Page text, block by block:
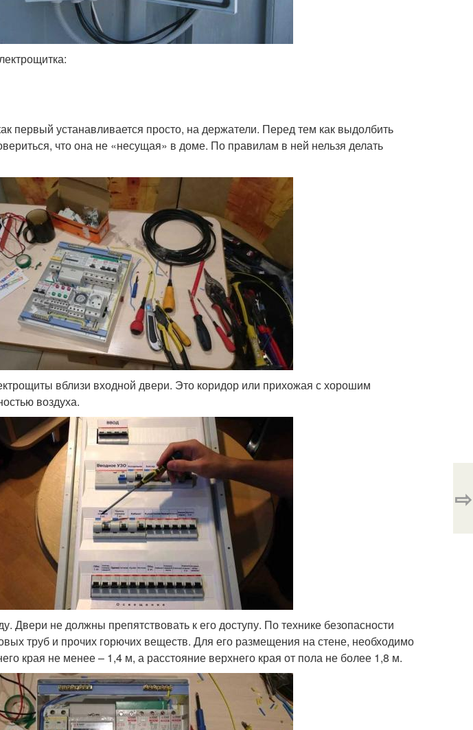
первый устанавливается просто, на держатели. Перед тем как выдолбить
что она не «несущая» в доме. По правилам в ней нельзя делать
вблизи входной двери. Это коридор или прихожая с хорошим
воздуха.
Двери не должны препятствовать к его доступу. По технике безопасности
труб и прочих горючих веществ. Для его размещения на стене, необходимо
края не менее – 1,4 м, а расстояние верхнего края от пола не более 1,8 м.
⇨